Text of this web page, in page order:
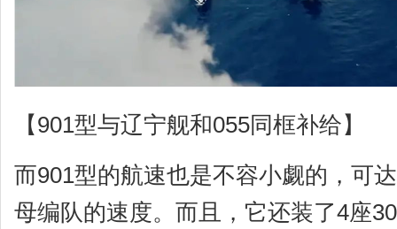
【901型与辽宁舰和055同框补给】
而901型的航速也是不容小觑的，可
母编队的速度。而且，它还装了4座